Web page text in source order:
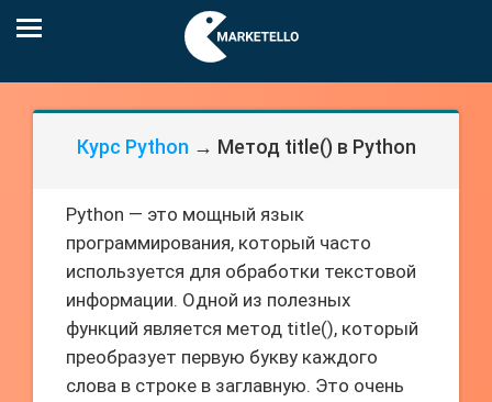
Курс Python → Метод title() в Python
Python — это мощный язык
программирования, который часто
используется для обработки текстовой
информации. Одной из полезных
функций является метод title(), который
преобразует первую букву каждого
слова в строке в заглавную. Это очень